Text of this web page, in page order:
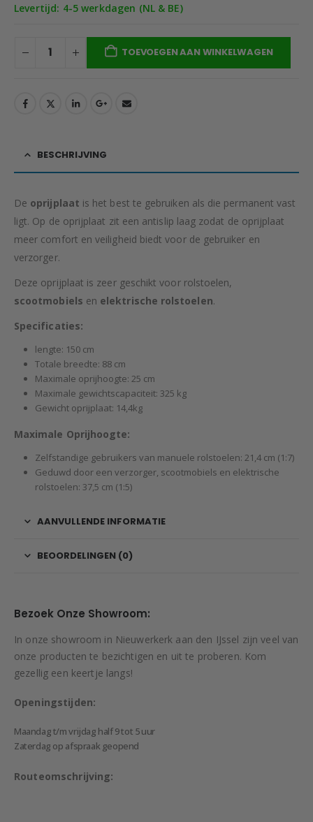
Levertijd: 4-5 werkdagen (NL & BE)
TOEVOEGEN AAN WINKELWAGEN
BESCHRIJVING
De oprijplaat is het best te gebruiken als die permanent vast
ligt. Op de oprijplaat zit een antislip laag zodat de oprijplaat
meer comfort en veiligheid biedt voor de gebruiker en
verzorger.
Deze oprijplaat is zeer geschikt voor rolstoelen,
scootmobiels en elektrische rolstoelen.
Specificaties:
lengte: 150 cm
Totale breedte: 88 cm
Maximale oprijhoogte: 25 cm
Maximale gewichtscapaciteit: 325 kg
Gewicht oprijplaat: 14,4kg
Maximale Oprijhoogte:
Zelfstandige gebruikers van manuele rolstoelen: 21,4 cm (1:7)
Geduwd door een verzorger, scootmobiels en elektrische
rolstoelen: 37,5 cm (1:5)
AANVULLENDE INFORMATIE
BEOORDELINGEN (0)
Bezoek Onze Showroom:
In onze showroom in Nieuwerkerk aan den IJssel zijn veel van
onze producten te bezichtigen en uit te proberen. Kom
gezellig een keertje langs!
Openingstijden:
Maandag t/m vrijdag half 9 tot 5 uur
Zaterdag op afspraak geopend
Routeomschrijving: